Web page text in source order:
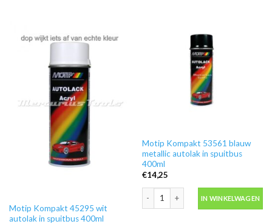
Motip Kompakt 45295 wit
autolak in spuitbus 400ml
Motip Kompakt 53561 blauw
metallic autolak in spuitbus
400ml
€14,25
Motip Kompakt 53561 blauw
IN WINKELWAGEN